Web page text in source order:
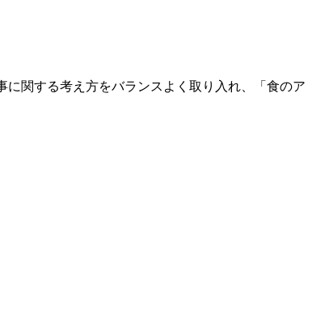
関する考え方をバランスよく取り入れ、「食のア